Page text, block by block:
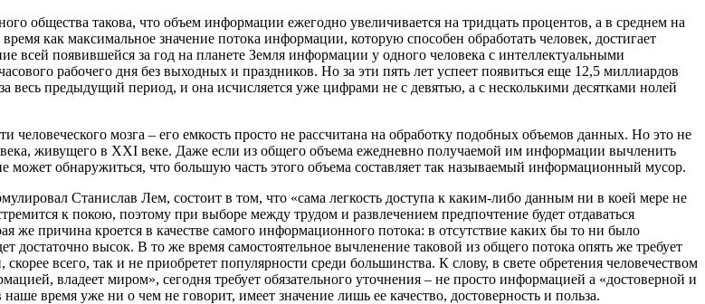
общества такова, что объем информации ежегодно увеличивается на тридцать процентов, а в среднем на
как максимальное значение потока информации, которую способен обработать человек, достигает
всей появившейся за год на планете Земля информации у одного человека с интеллектуальными
рабочего дня без выходных и праздников. Но за эти пять лет успеет появиться еще 12,5 миллиардов
весь предыдущий период, и она исчисляется уже цифрами не с девятью, а с несколькими десятками нолей
мозга – его емкость просто не рассчитана на обработку подобных объемов данных. Но это не
живущего в XXI веке. Даже если из общего объема ежедневно получаемой им информации вычленить
может обнаружиться, что большую часть этого объема составляет так называемый информационный мусор.
Станислав Лем, состоит в том, что «сама легкость доступа к каким-либо данным ни в коей мере не
к покою, поэтому при выборе между трудом и развлечением предпочтение будет отдаваться
причина кроется в качестве самого информационного потока: в отсутствие каких бы то ни было
высок. В то же время самостоятельное вычленение таковой из общего потока опять же требует
всего, так и не приобретет популярности среди большинства. К слову, в свете обретения человечеством
владеет миром», сегодня требует обязательного уточнения – не просто информацией а «достоверной и
время уже ни о чем не говорит, имеет значение лишь ее качество, достоверность и польза.